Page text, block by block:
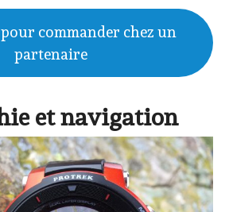
commander chez un
partenaire
et navigation